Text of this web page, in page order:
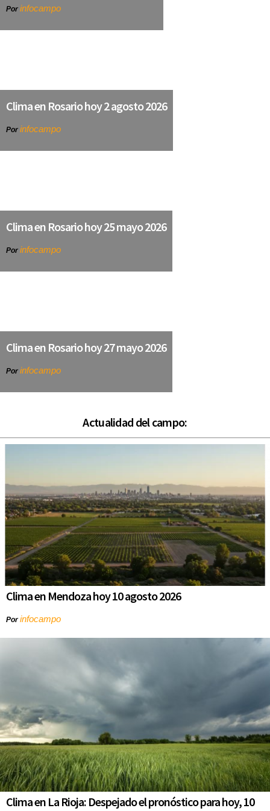
Por infocampo
Clima en Rosario hoy 2 agosto 2026
Por infocampo
Clima en Rosario hoy 25 mayo 2026
Por infocampo
Clima en Rosario hoy 27 mayo 2026
Por infocampo
Actualidad del campo:
Clima en Mendoza hoy 10 agosto 2026
Porinfocampo
Clima en La Rioja: Despejado el pronóstico para hoy, 10